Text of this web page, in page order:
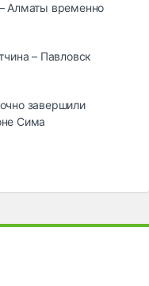
Алматы временно
– Павловск
завершили
Сима